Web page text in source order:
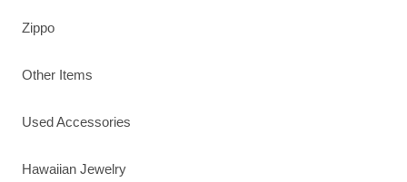
Zippo
Other Items
Used Accessories
Hawaiian Jewelry